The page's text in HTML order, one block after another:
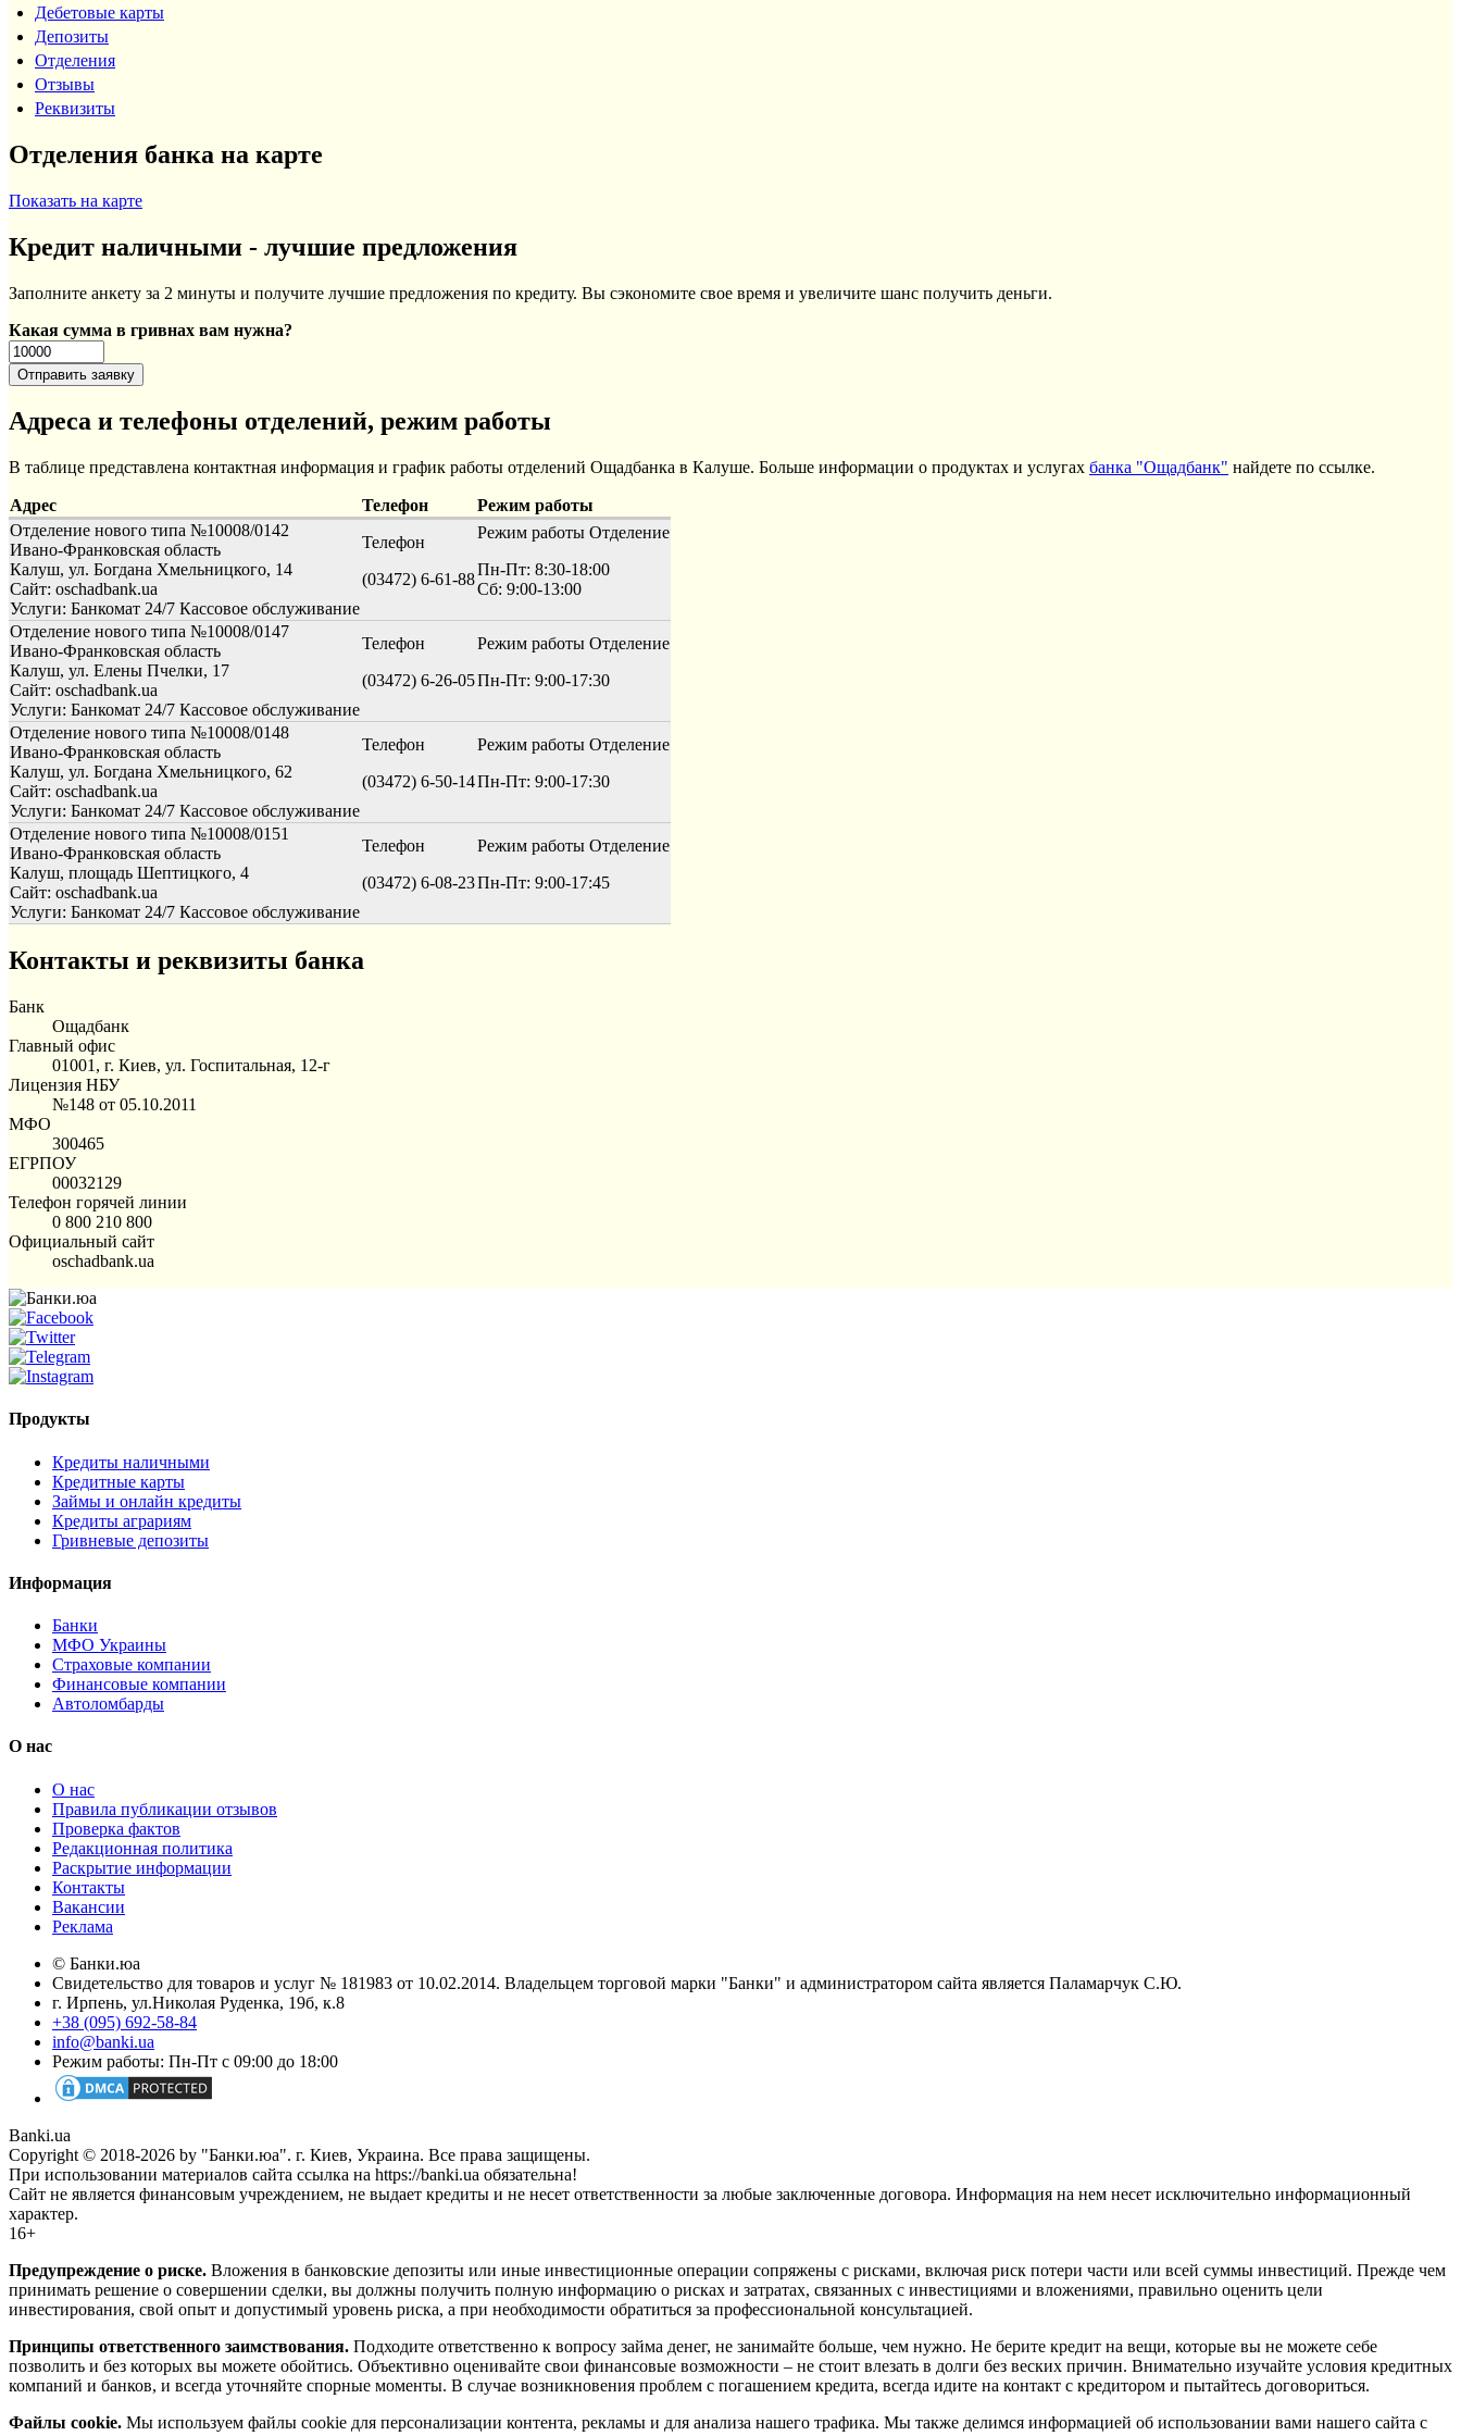
Дебетовые карты
Депозиты
Отделения
Отзывы
Реквизиты
Отделения банка на карте
Показать на карте
Кредит наличными - лучшие предложения
Заполните анкету за 2 минуты и получите лучшие предложения по кредиту. Вы сэкономите свое время и увеличите шанс получить деньги.
Какая сумма в гривнах вам нужна?
Адреса и телефоны отделений, режим работы
В таблице представлена контактная информация и график работы отделений Ощадбанка в Калуше. Больше информации о продуктах и услугах банка "Ощадбанк" найдете по ссылке.
Адрес Телефон
Режим работы
Отделение нового типа №10008/0142
Ивано-Франковская область
Калуш, ул. Богдана Хмельницкого, 14
Сайт: oschadbank.ua
Услуги: Банкомат 24/7 Кассовое обслуживание
Телефон
(03472) 6-61-88
Режим работы Отделение
Пн-Пт: 8:30-18:00
Сб: 9:00-13:00
Отделение нового типа №10008/0147
Ивано-Франковская область
Калуш, ул. Елены Пчелки, 17
Сайт: oschadbank.ua
Услуги: Банкомат 24/7 Кассовое обслуживание
Телефон
(03472) 6-26-05
Режим работы Отделение
Пн-Пт: 9:00-17:30
Отделение нового типа №10008/0148
Ивано-Франковская область
Калуш, ул. Богдана Хмельницкого, 62
Сайт: oschadbank.ua
Услуги: Банкомат 24/7 Кассовое обслуживание
Телефон
(03472) 6-50-14
Режим работы Отделение
Пн-Пт: 9:00-17:30
Отделение нового типа №10008/0151
Ивано-Франковская область
Калуш, площадь Шептицкого, 4
Сайт: oschadbank.ua
Услуги: Банкомат 24/7 Кассовое обслуживание
Телефон
(03472) 6-08-23
Режим работы Отделение
Пн-Пт: 9:00-17:45
Контакты и реквизиты банка
Банк
Ощадбанк
Главный офис
01001, г. Киев, ул. Госпитальная, 12-г
Лицензия НБУ
№148 от 05.10.2011
МФО
300465
ЕГРПОУ
00032129
Телефон горячей линии
0 800 210 800
Официальный сайт
oschadbank.ua
Продукты
Кредиты наличными
Кредитные карты
Займы и онлайн кредиты
Кредиты аграриям
Гривневые депозиты
Информация
Банки
МФО Украины
Страховые компании
Финансовые компании
Автоломбарды
О нас
О нас
Правила публикации отзывов
Проверка фактов
Редакционная политика
Раскрытие информации
Контакты
Вакансии
Реклама
© Банки.юа
Свидетельство для товаров и услуг № 181983 от 10.02.2014. Владельцем торговой марки "Банки" и администратором сайта является Паламарчук С.Ю.
г. Ирпень, ул.Николая Руденка, 19б, к.8
+38 (095) 692-58-84
info@banki.ua
Режим работы: Пн-Пт с 09:00 до 18:00
Banki.ua
Copyright © 2018-2026 by "Банки.юа". г. Киев, Украина. Все права защищены.
При использовании материалов сайта ссылка на https://banki.ua обязательна!
Сайт не является финансовым учреждением, не выдает кредиты и не несет ответственности за любые заключенные договора. Информация на нем несет исключительно информационный
характер.
16+
Предупреждение о риске. Вложения в банковские депозиты или иные инвестиционные операции сопряжены с рисками, включая риск потери части или всей суммы инвестиций. Прежде чем
принимать решение о совершении сделки, вы должны получить полную информацию о рисках и затратах, связанных с инвестициями и вложениями, правильно оценить цели
инвестирования, свой опыт и допустимый уровень риска, а при необходимости обратиться за профессиональной консультацией.
Принципы ответственного заимствования. Подходите ответственно к вопросу займа денег, не занимайте больше, чем нужно. Не берите кредит на вещи, которые вы не можете себе
позволить и без которых вы можете обойтись. Объективно оценивайте свои финансовые возможности – не стоит влезать в долги без веских причин. Внимательно изучайте условия кредитных
компаний и банков, и всегда уточняйте спорные моменты. В случае возникновения проблем с погашением кредита, всегда идите на контакт с кредитором и пытайтесь договориться.
Файлы cookie. Мы используем файлы cookie для персонализации контента, рекламы и для анализа нашего трафика. Мы также делимся информацией об использовании вами нашего сайта с